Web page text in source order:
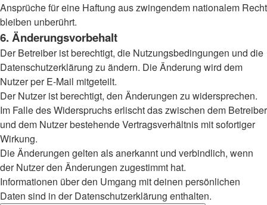
Ansprüche für eine Haftung aus zwingendem nationalem Recht
bleiben unberührt.
6. Änderungsvorbehalt
Der Betreiber ist berechtigt, die Nutzungsbedingungen und die
Datenschutzerklärung zu ändern. Die Änderung wird dem
Nutzer per E-Mail mitgeteilt.
Der Nutzer ist berechtigt, den Änderungen zu widersprechen.
Im Falle des Widerspruchs erlischt das zwischen dem Betreiber
und dem Nutzer bestehende Vertragsverhältnis mit sofortiger
Wirkung.
Die Änderungen gelten als anerkannt und verbindlich, wenn
der Nutzer den Änderungen zugestimmt hat.
Informationen über den Umgang mit deinen persönlichen
Daten sind in der Datenschutzerklärung enthalten.